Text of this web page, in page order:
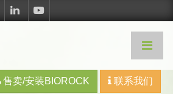
售卖/安装BIOROCK 联系我们